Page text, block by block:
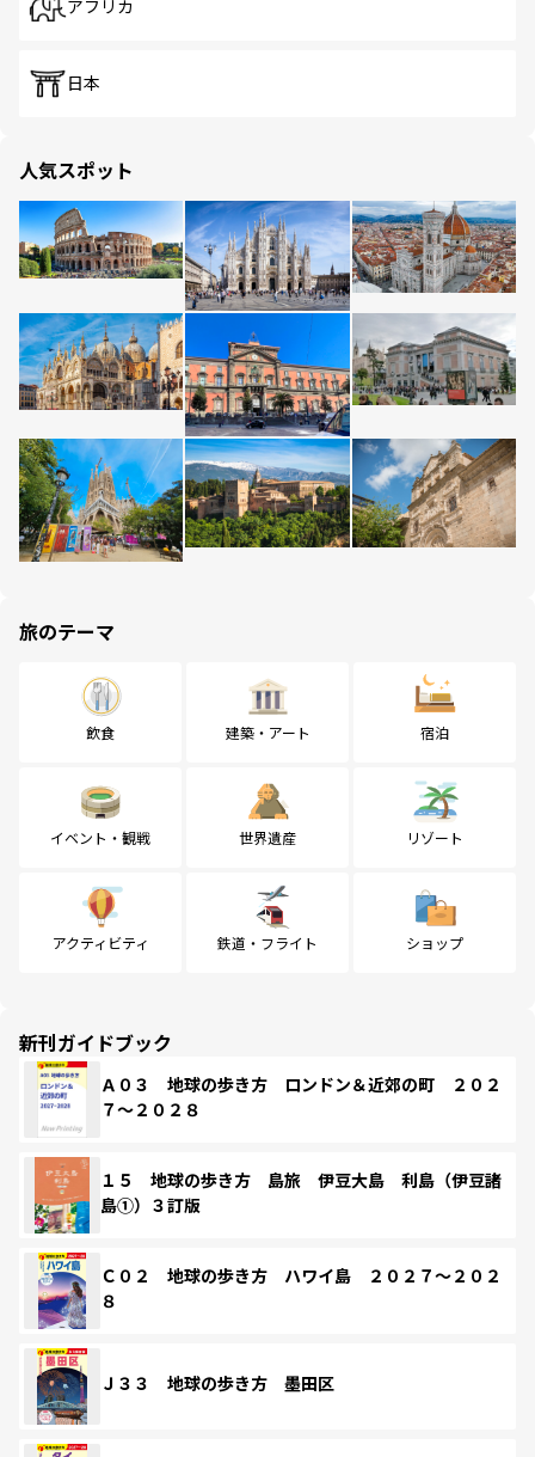
アフリカ
日本
人気スポット
旅のテーマ
飲食 建築・アート 宿泊
イベント・観戦 世界遺産 リゾート
アクティビティ 鉄道・フライト ショップ
新刊ガイドブック
Ａ０３ 地球の歩き方 ロンドン＆近郊の町 ２０２
７～２０２８
１５ 地球の歩き方 島旅 伊豆大島 利島（伊豆諸
島①）３訂版
Ｃ０２ 地球の歩き方 ハワイ島 ２０２７～２０２
８
Ｊ３３ 地球の歩き方 墨田区